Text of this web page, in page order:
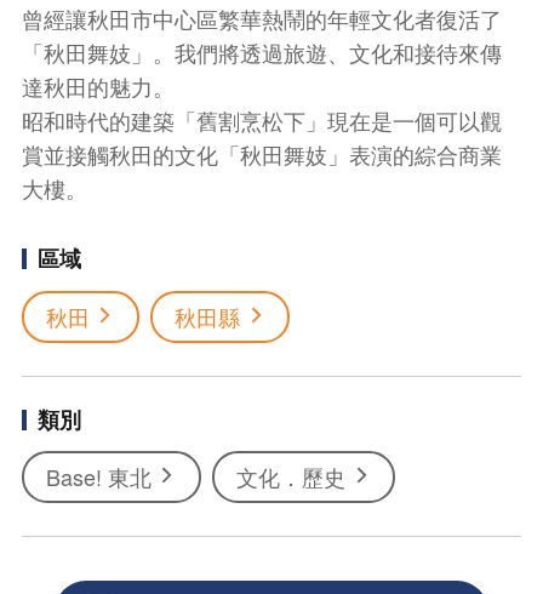
曾經讓秋田市中心區繁華熱鬧的年輕文化者復活了
「秋田舞妓」。我們將透過旅遊、文化和接待來傳
達秋田的魅力。
昭和時代的建築「舊割烹松下」現在是一個可以觀
賞並接觸秋田的文化「秋田舞妓」表演的綜合商業
大樓。
區域
秋田
秋田縣
類別
Base! 東北
文化．歷史